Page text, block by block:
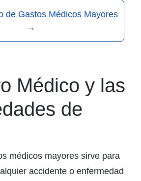
de Gastos Médicos Mayores
→
Médico y las
de
médicos mayores sirve para
accidente o enfermedad